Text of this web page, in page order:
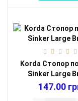
Korda Стопор
Sinker Large
147.00